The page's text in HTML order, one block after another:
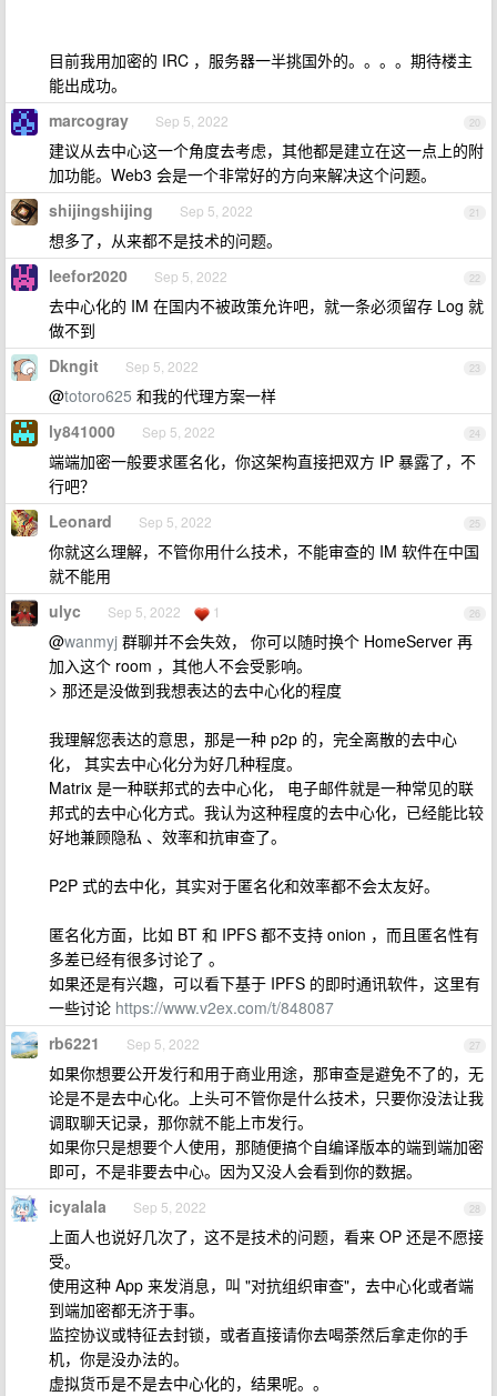
目前我用加密的 IRC ，服务器一半挑国外的。。。。期待楼主
能出成功。
20
marcogray Sep 5, 2022
建议从去中心这一个角度去考虑，其他都是建立在这一点上的附
加功能。Web3 会是一个非常好的方向来解决这个问题。
21
shijingshijing Sep 5, 2022
想多了，从来都不是技术的问题。
22
leefor2020 Sep 5, 2022
去中心化的 IM 在国内不被政策允许吧，就一条必须留存 Log 就
做不到
23
Dkngit Sep 5, 2022
@totoro625 和我的代理方案一样
24
ly841000 Sep 5, 2022
端端加密一般要求匿名化，你这架构直接把双方 IP 暴露了，不
行吧？
25
Leonard Sep 5, 2022
你就这么理解，不管你用什么技术，不能审查的 IM 软件在中国
就不能用
26
ulyc Sep 5, 2022 1
@wanmyj 群聊并不会失效， 你可以随时换个 HomeServer 再
加入这个 room ，其他人不会受影响。
> 那还是没做到我想表达的去中心化的程度
我理解您表达的意思，那是一种 p2p 的，完全离散的去中心
化， 其实去中心化分为好几种程度。
Matrix 是一种联邦式的去中心化， 电子邮件就是一种常见的联
邦式的去中心化方式。我认为这种程度的去中心化，已经能比较
好地兼顾隐私 、效率和抗审查了。
P2P 式的去中化，其实对于匿名化和效率都不会太友好。
匿名化方面，比如 BT 和 IPFS 都不支持 onion ，而且匿名性有
多差已经有很多讨论了 。
如果还是有兴趣，可以看下基于 IPFS 的即时通讯软件，这里有
一些讨论 https://www.v2ex.com/t/848087
27
rb6221 Sep 5, 2022
如果你想要公开发行和用于商业用途，那审查是避免不了的，无
论是不是去中心化。上头可不管你是什么技术，只要你没法让我
调取聊天记录，那你就不能上市发行。
如果你只是想要个人使用，那随便搞个自编译版本的端到端加密
即可，不是非要去中心。因为又没人会看到你的数据。
28
icyalala Sep 5, 2022
上面人也说好几次了，这不是技术的问题，看来 OP 还是不愿接
受。
使用这种 App 来发消息，叫 "对抗组织审查"，去中心化或者端
到端加密都无济于事。
监控协议或特征去封锁，或者直接请你去喝荼然后拿走你的手
机，你是没办法的。
虚拟货币是不是去中心化的，结果呢。。